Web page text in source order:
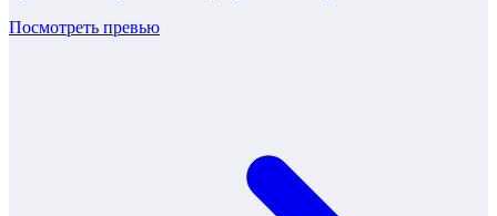
Посмотреть превью